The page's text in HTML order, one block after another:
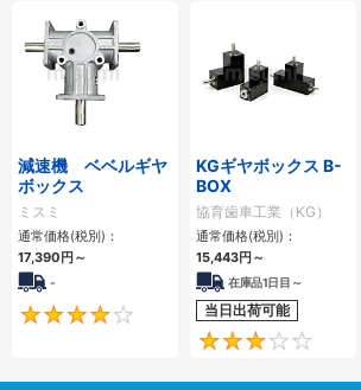
減速機 ベベルギヤ
ボックス
ミスミ
通常価格(税別)：
17,390円～
-
4
KGギヤボックス B-
BOX
協育歯車工業（KG）
通常価格(税別)：
15,443円～
在庫品1日目～
当日出荷可能